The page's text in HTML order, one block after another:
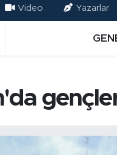
Video Yazarlar
Durumu ve Fikstür